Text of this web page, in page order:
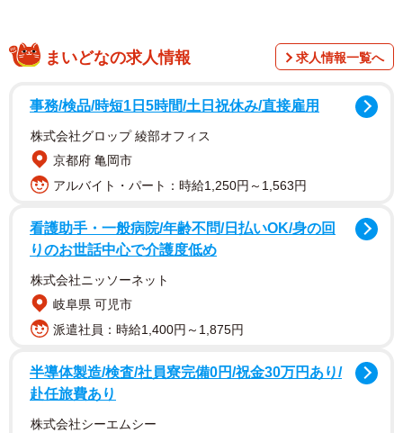
こちらはiPhone・iPadを動かしているiOSの「設定」内
にある「利用頻度の高い場所」で確認できます。ちょっと
階層が深いのですが、下記でたどり着くことができます。
「設定」→「プライバシー」→「位置情報サービス」→
位置情報サービスがONになっている場合「システムサービ
ス」→パスコードなどの認証を経て「利用頻度の高い場
所」。
まいどなの求人情報 求人情報一覧へ
事務/検品/時短1日5時間/土日祝休み/直接雇用
株式会社グロップ 綾部オフィス
京都府 亀岡市
アルバイト・パート：時給1,250円～1,563円
看護助手・一般病院/年齢不問/日払いOK/身の回
りのお世話中心で介護度低め
株式会社ニッソーネット
岐阜県 可児市
派遣社員：時給1,400円～1,875円
半導体製造/検査/社員寮完備0円/祝金30万円あり/
赴任旅費あり
株式会社シーエムシー